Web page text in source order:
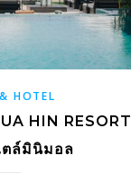
HOTEL
HIN RESORT
ล์มินิมอล